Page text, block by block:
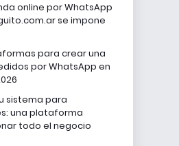
online por WhatsApp
se impone
para crear una
por WhatsApp en
sistema para
una plataforma
todo el negocio